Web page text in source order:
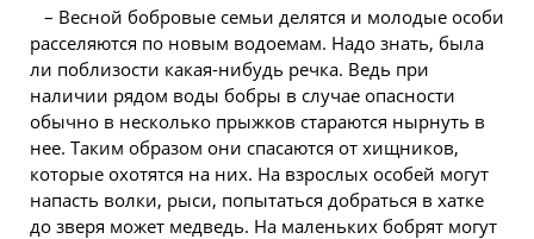
– Весной бобровые семьи делятся и молодые особи
расселяются по новым водоемам. Надо знать, была
ли поблизости какая-нибудь речка. Ведь при
наличии рядом воды бобры в случае опасности
обычно в несколько прыжков стараются нырнуть в
нее. Таким образом они спасаются от хищников,
которые охотятся на них. На взрослых особей могут
напасть волки, рыси, попытаться добраться в хатке
до зверя может медведь. На маленьких бобрят могут